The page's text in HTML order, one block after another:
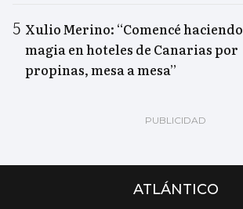
Xulio Merino: “Comencé haciendo
magia en hoteles de Canarias por
propinas, mesa a mesa”
ATLÁNTICO